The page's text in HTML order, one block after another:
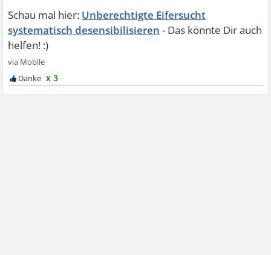
Unberechtigte Eifersucht
systematisch desensibilisieren
x 3